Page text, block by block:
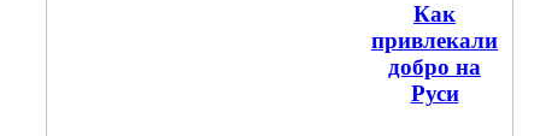
Как
привлекали
добро на
Руси